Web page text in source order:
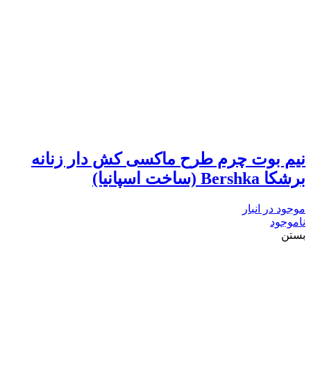
نیم بوت چرم طرح ماکسی کش دار زنانه
برشکا Bershka (ساخت اسپانیا)
موجود در انبار
ناموجود
بستن